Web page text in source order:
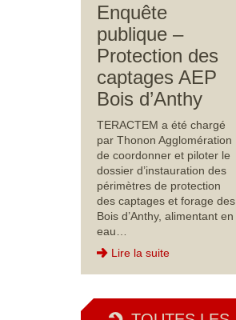
Enquête
publique –
Protection des
captages AEP
Bois d’Anthy
TERACTEM a été chargé
par Thonon Agglomération
de coordonner et piloter le
dossier d’instauration des
périmètres de protection
des captages et forage des
Bois d’Anthy, alimentant en
eau…
Lire la suite